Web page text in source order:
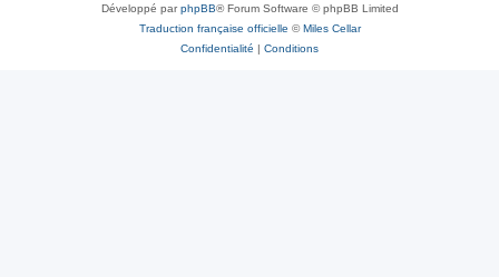
Développé parphpBB® Forum Software © phpBB Limited
Traduction française officielle ©Miles Cellar
Confidentialité | Conditions